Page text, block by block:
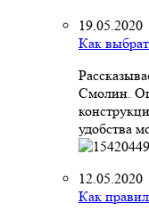
19.05.2020
Как
Смолин.
удобства
12.05.2020
Как